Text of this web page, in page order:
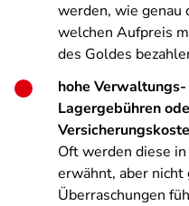
werden, wie genau
welchen Aufpreis
des Goldes
hohe
Lagergebühren
Oft werden diese
erwähnt, aber nicht
Überraschungen